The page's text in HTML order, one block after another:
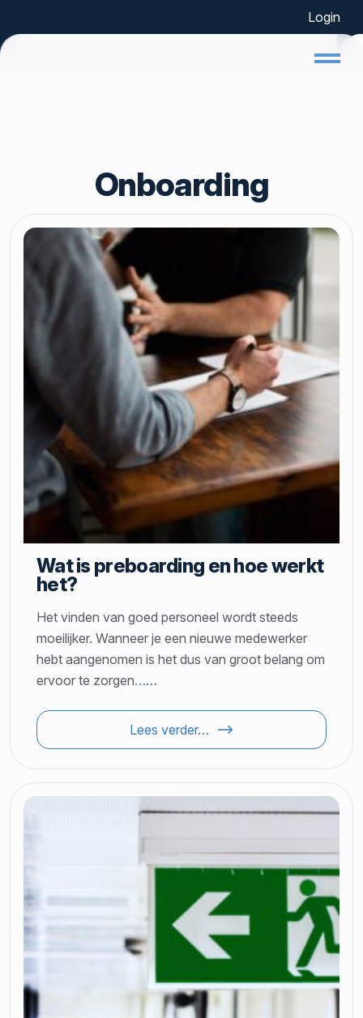
Login
Onboarding
Wat is preboarding en hoe werkt
het?
Het vinden van goed personeel wordt steeds
moeilijker. Wanneer je een nieuwe medewerker
hebt aangenomen is het dus van groot belang om
ervoor te zorgen……
Lees verder…